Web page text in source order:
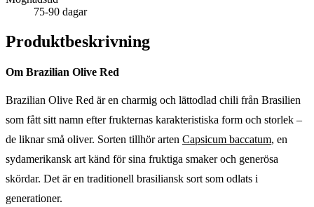
75-90 dagar
Produktbeskrivning
Om Brazilian Olive Red
Brazilian Olive Red är en charmig och lättodlad chili från Brasilien
som fått sitt namn efter frukternas karakteristiska form och storlek –
de liknar små oliver. Sorten tillhör arten Capsicum baccatum, en
sydamerikansk art känd för sina fruktiga smaker och generösa
skördar. Det är en traditionell brasiliansk sort som odlats i
generationer.